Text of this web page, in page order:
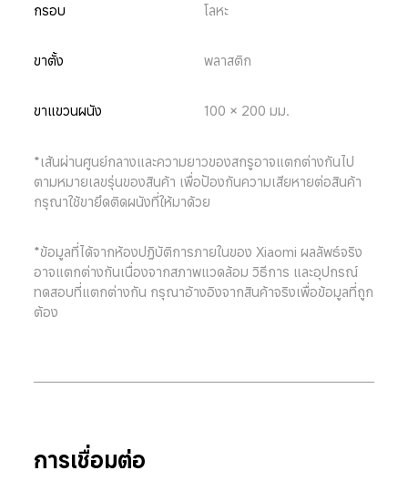
กรอบ โลหะ
ขาตั้ง พลาสติก
ขาแขวนผนัง 100 × 200 มม.
*เส้นผ่านศูนย์กลางและความยาวของสกรูอาจแตกต่างกันไป
ตามหมายเลขรุ่นของสินค้า เพื่อป้องกันความเสียหายต่อสินค้า
กรุณาใช้ขายึดติดผนังที่ให้มาด้วย
*ข้อมูลที่ได้จากห้องปฏิบัติการภายในของ Xiaomi ผลลัพธ์จริง
อาจแตกต่างกันเนื่องจากสภาพแวดล้อม วิธีการ และอุปกรณ์
ทดสอบที่แตกต่างกัน กรุณาอ้างอิงจากสินค้าจริงเพื่อข้อมูลที่ถูก
ต้อง
การเชื่อมต่อ